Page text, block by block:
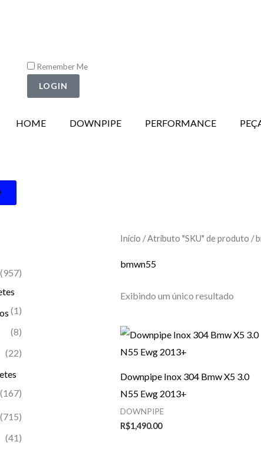
Remember Me
LOGIN
HOME DOWNPIPE PERFORMANCE
(957)
(1)
(8)
(22)
(167)
(715)
(41)
Início / Atributo "SKU" de produto /
bmwn55
Exibindo um único resultado
Downpipe Inox 304 Bmw X5 3.0
N55 Ewg 2013+
DOWNPIPE
R$1,490.00